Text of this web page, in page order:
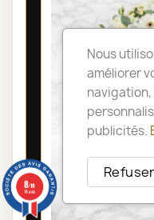
Nous
améliorer
publicités.
Refuser
8/10
14 avis